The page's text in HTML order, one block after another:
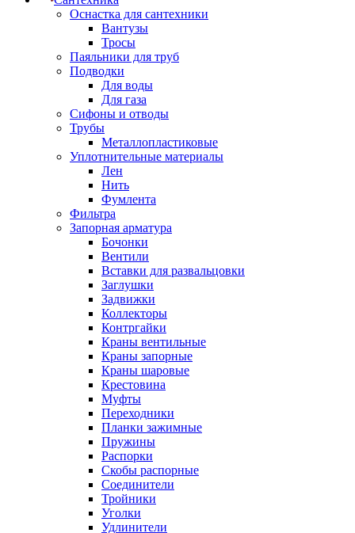
Оснастка для сантехники
Вантузы
Тросы
Паяльники для труб
Подводки
Для воды
Для газа
Сифоны и отводы
Трубы
Металлопластиковые
Уплотнительные материалы
Лен
Нить
Фумлента
Фильтра
Запорная арматура
Бочонки
Вентили
Вставки для развальцовки
Заглушки
Задвижки
Коллекторы
Контргайки
Краны вентильные
Краны запорные
Краны шаровые
Крестовина
Муфты
Переходники
Планки зажимные
Пружины
Распорки
Скобы распорные
Соединители
Тройники
Уголки
Удлинители